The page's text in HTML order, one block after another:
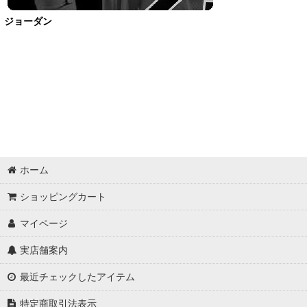
ジョーダン
ホーム
ショッピングカート
マイページ
実店舗案内
最近チェックしたアイテム
特定商取引法表示